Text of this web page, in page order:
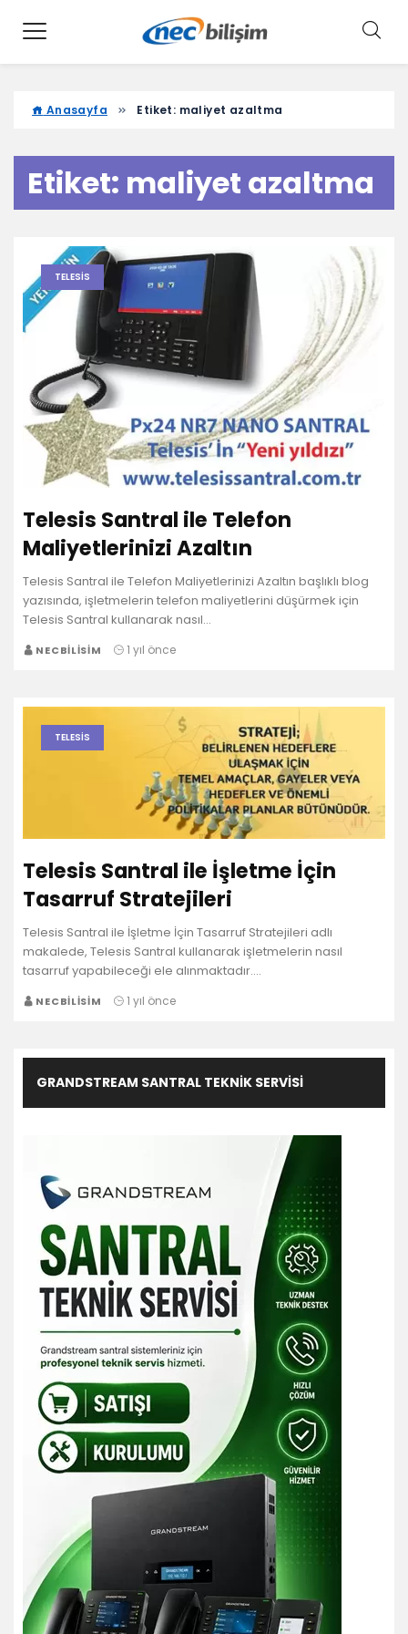
Anasayfa Etiket: maliyet azaltma
Etiket: maliyet azaltma
TELESIS
Telesis Santral ile Telefon
Maliyetlerinizi Azaltın
Telesis Santral ile Telefon Maliyetlerinizi Azaltın başlıklı blog
yazısında, işletmelerin telefon maliyetlerini düşürmek için
Telesis Santral kullanarak nasıl…
NECBILISIM 1 yıl önce
TELESIS
Telesis Santral ile İşletme İçin
Tasarruf Stratejileri
Telesis Santral ile İşletme İçin Tasarruf Stratejileri adlı
makalede, Telesis Santral kullanarak işletmelerin nasıl
tasarruf yapabileceği ele alınmaktadır.…
NECBILISIM 1 yıl önce
GRANDSTREAM SANTRAL TEKNIK SERVISI